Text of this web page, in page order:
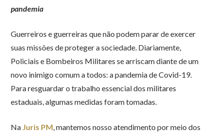
pandemia
Guerreiros e guerreiras que não podem parar de exercer
suas missões de proteger a sociedade. Diariamente,
Policiais e Bombeiros Militares se arriscam diante de um
novo inimigo comum a todos: a pandemia de Covid-19.
Para resguardar o trabalho essencial dos militares
estaduais, algumas medidas foram tomadas.
Na Juris PM , mantemos nosso atendimento por meio dos